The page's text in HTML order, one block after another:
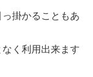
掛かることもあ
く利用出来ます